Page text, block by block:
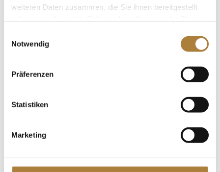
weiteren Daten zusammen, die Sie ihnen bereitgestellt
Notwendig
Präferenzen
Statistiken
Marketing
Erste Qualifikation für Turnierserie der Stiftung
Deutscher Spitzenpferdesport beim Maimarktturnier
Qualifikation von Deutschlands U25 Springpokal der
Spenden
Aktuelle News
Springpokal